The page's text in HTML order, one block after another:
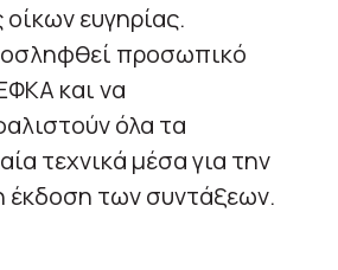
ευγηρίας.
προσωπικό
και να
όλα τα
τεχνικά μέσα για την
έκδοση των συντάξεων.